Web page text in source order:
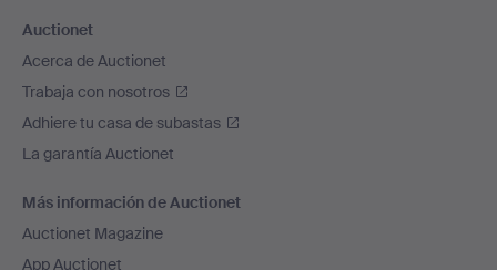
Auctionet
Acerca de Auctionet
Trabaja con nosotros
Adhiere tu casa de subastas
La garantía Auctionet
Más información de Auctionet
Auctionet Magazine
App Auctionet